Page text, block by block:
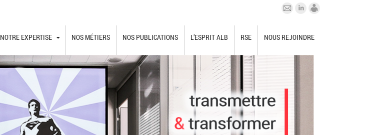
NOTRE EXPERTISE NOS MÉTIERS NOS PUBLICATIONS L’ESPRIT ALB RSE NOUS REJOINDRE